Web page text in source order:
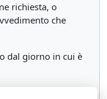
richiesta, o
che
dal giorno in cui è